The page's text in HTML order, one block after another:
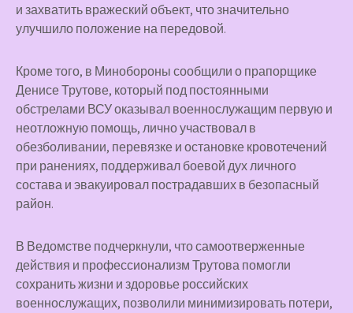
и захватить вражеский объект, что значительно
улучшило положение на передовой.
Кроме того, в Минобороны сообщили о прапорщике
Денисе Трутове, который под постоянными
обстрелами ВСУ оказывал военнослужащим первую и
неотложную помощь, лично участвовал в
обезболивании, перевязке и остановке кровотечений
при ранениях, поддерживал боевой дух личного
состава и эвакуировал пострадавших в безопасный
район.
В Ведомстве подчеркнули, что самоотверженные
действия и профессионализм Трутова помогли
сохранить жизни и здоровье российских
военнослужащих, позволили минимизировать потери,